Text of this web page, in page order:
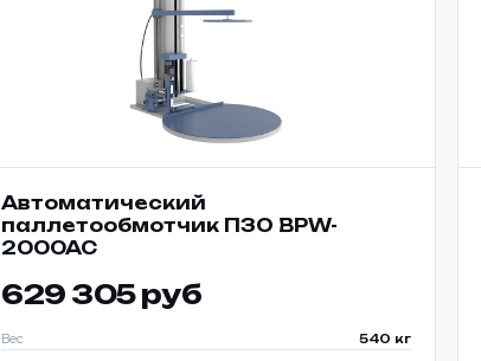
Автоматический
паллетообмотчик ПЗО BPW-
2000AC
629 305 руб
Вес 540 кг